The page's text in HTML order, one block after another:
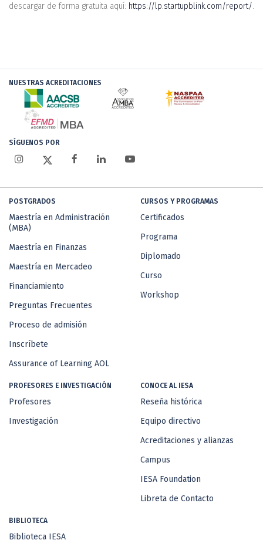
descargar de forma gratuita aquí: https://lp.startupblink.com/report/.
NUESTRAS ACREDITACIONES
SÍGUENOS POR
POSTGRADOS
Maestría en Administración
(MBA)
Maestría en Finanzas
Maestría en Mercadeo
Financiamiento
Preguntas Frecuentes
Proceso de admisión
Inscríbete
Assurance of Learning AOL
CURSOS Y PROGRAMAS
Certificados
Programa
Diplomado
Curso
Workshop
PROFESORES E INVESTIGACIÓN
Profesores
Investigación
CONOCE AL IESA
Reseña histórica
Equipo directivo
Acreditaciones y alianzas
Campus
IESA Foundation
Libreta de Contacto
BIBLIOTECA
Biblioteca IESA